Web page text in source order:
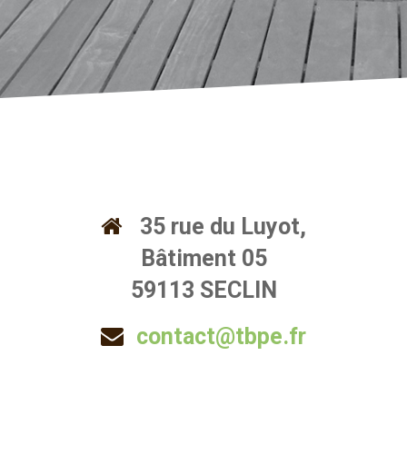
35 rue du Luyot,
Bâtiment 05
59113 SECLIN
contact@tbpe.fr